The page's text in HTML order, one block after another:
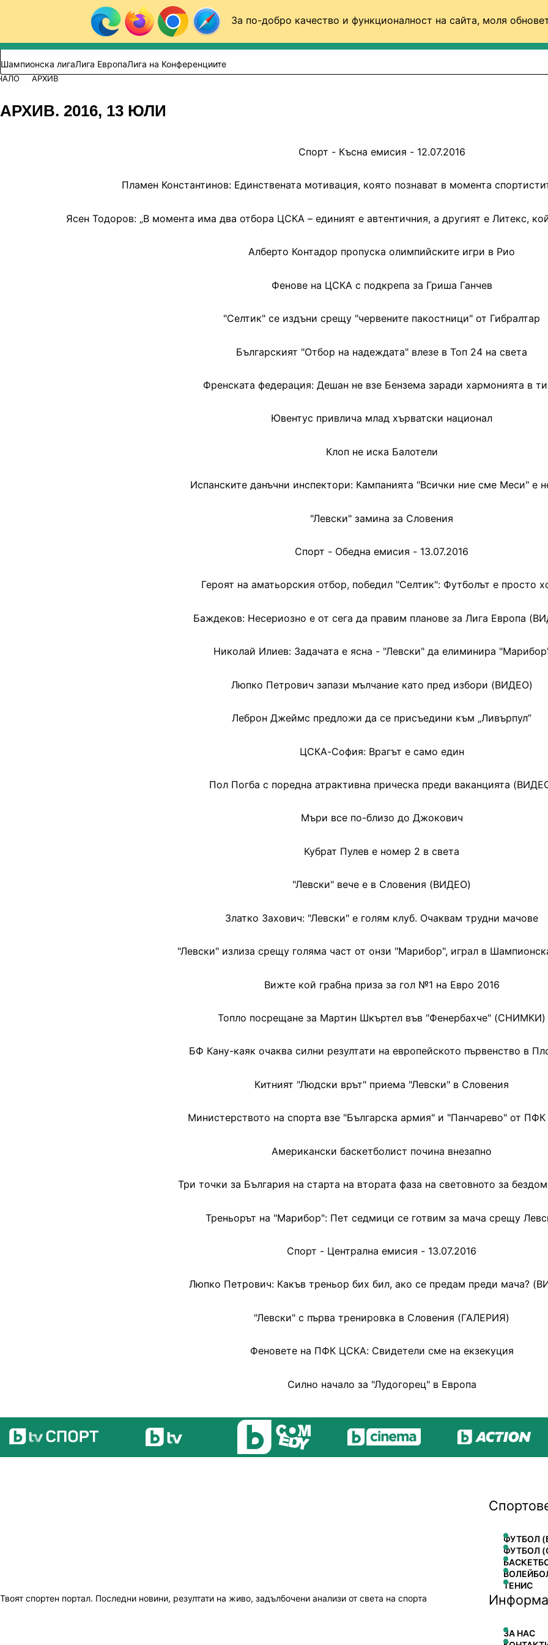
За по-добро качество и функционалност на сайта, моля
Към съдържанието
Търси в сайта
ВИДЕО ФУТБОЛ (БГ)
Шампионска лигаЛига ЕвропаЛига на Конференциите
АРХИВ
АРХИВ. 2016, 13 ЮЛИ
Спорт - Късна емисия - 12.07.2016
Пламен Константинов: Единствената мотивация, която познават в момента
Ясен Тодоров: „В момента има два отбора ЦСКА – единият е автентичния, а другият е Литекс,
Алберто Контадор пропуска олимпийските игри в Рио
Фенове на ЦСКА с подкрепа за Гриша Ганчев
"Селтик" се издъни срещу "червените пакостници" от Гибралтар
Българският "Отбор на надеждата" влезе в Топ 24 на света
Френската федерация: Дешан не взе Бензема заради хармонията в
Ювентус привлича млад хърватски национал
Клоп не иска Балотели
Испанските данъчни инспектори: Кампанията "Всички ние сме Меси" е
"Левски" замина за Словения
Спорт - Обедна емисия - 13.07.2016
Героят на аматьорския отбор, победил "Селтик": Футболът е просто
Баждеков: Несериозно е от сега да правим планове за Лига Европа
Николай Илиев: Задачата е ясна - "Левски" да елиминира
Люпко Петрович запази мълчание като пред избори (ВИДЕО)
Леброн Джеймс предложи да се присъедини към „Ливърпул”
ЦСКА-София: Врагът е само един
Пол Погба с поредна атрактивна прическа преди ваканцията
Мъри все по-близо до Джокович
Кубрат Пулев е номер 2 в света
"Левски" вече е в Словения (ВИДЕО)
Златко Захович: "Левски" е голям клуб. Очаквам трудни мачове
"Левски" излиза срещу голяма част от онзи "Марибор", играл в
Вижте кой грабна приза за гол №1 на Евро 2016
Топло посрещане за Мартин Шкъртел във "Фенербахче" (СНИМКИ)
БФ Кану-каяк очаква силни резултати на европейското първенство в
Китният "Людски врът" приема "Левски" в Словения
Министерството на спорта взе "Българска армия" и "Панчарево" от
Американски баскетболист почина внезапно
Три точки за България на старта на втората фаза на световното за
Треньорът на "Марибор": Пет седмици се готвим за мача срещу
Спорт - Централна емисия - 13.07.2016
Люпко Петрович: Какъв треньор бих бил, ако се предам преди мача?
"Левски" с първа тренировка в Словения (ГАЛЕРИЯ)
Феновете на ПФК ЦСКА: Свидетели сме на екзекуция
Силно начало за "Лудогорец" в Европа
Твоят спортен портал. Последни новини, резултати на живо, задълбочени анализи от света на спорта
ФУТБОЛ
ФУТБОЛ
ТЕНИС
ЗА НАС